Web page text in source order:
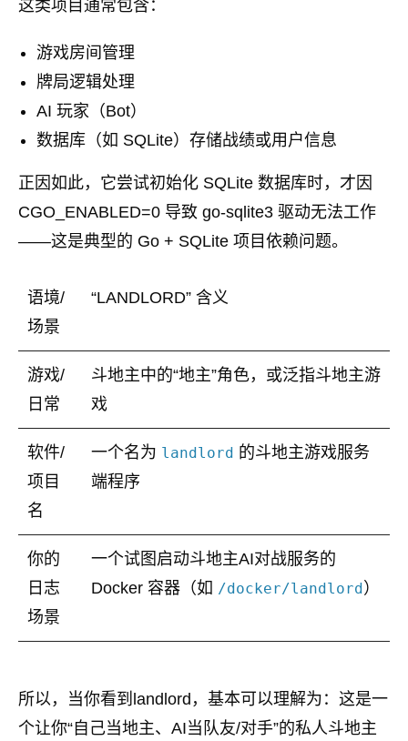
这类项目通常包含：
游戏房间管理
牌局逻辑处理
AI 玩家（Bot）
数据库（如 SQLite）存储战绩或用户信息
正因如此，它尝试初始化 SQLite 数据库时，才因
CGO_ENABLED=0 导致 go-sqlite3 驱动无法工作
——这是典型的 Go + SQLite 项目依赖问题。
语境/
场景
“LANDLORD” 含义
游戏/
日常
斗地主中的“地主”角色，或泛指斗地主游
戏
软件/
项目
名
一个名为 landlord 的斗地主游戏服务
端程序
你的
日志
场景
一个试图启动斗地主AI对战服务的
Docker 容器（如 /docker/landlord）
所以，当你看到landlord，基本可以理解为：这是一
个让你“自己当地主、AI当队友/对手”的私人斗地主